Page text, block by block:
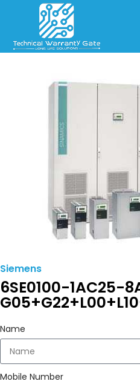
Siemens
6SE0100-1AC25-
Name
Mobile Number